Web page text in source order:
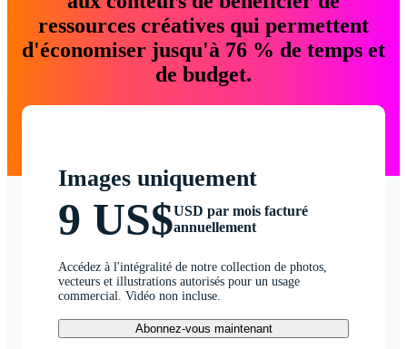
ressources créatives qui permettent
d'économiser jusqu'à 76 % de temps et
de budget.
Images uniquement
9 US$USD par mois facturé
annuellement
Accédez à l'intégralité de notre collection de photos,
vecteurs et illustrations autorisés pour un usage
commercial. Vidéo non incluse.
Abonnez-vous maintenant